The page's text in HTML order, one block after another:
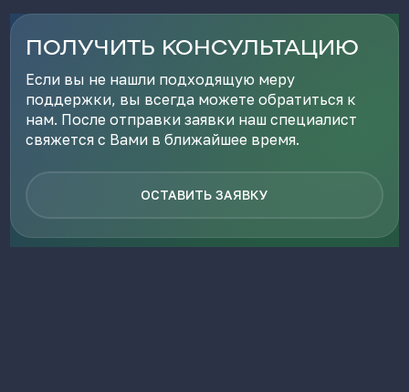
ПОЛУЧИТЬ КОНСУЛЬТАЦИЮ
Если вы не нашли подходящую меру
поддержки, вы всегда можете обратиться к
нам. После отправки заявки наш специалист
свяжется с Вами в ближайшее время.
ОСТАВИТЬ ЗАЯВКУ